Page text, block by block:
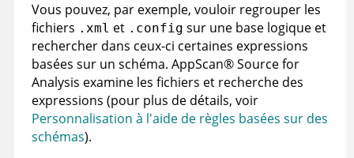
Vous pouvez, par exemple, vouloir regrouper les
fichiers .xml et .config sur une base logique et
rechercher dans ceux-ci certaines expressions
basées sur un schéma. AppScan®Source for
Analysis examine les fichiers et recherche des
expressions (pour plus de détails, voir
Personnalisation à l'aide de règles basées sur des
schémas).